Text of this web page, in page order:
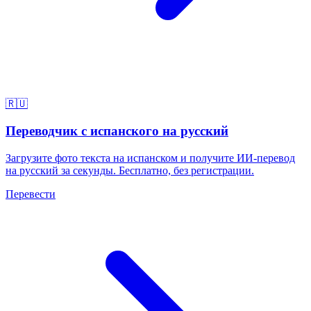
🇷🇺
Переводчик с испанского на русский
Загрузите фото текста на испанском и получите ИИ-перевод
на русский за секунды. Бесплатно, без регистрации.
Перевести